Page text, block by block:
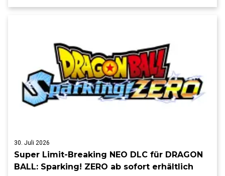
30. Juli 2026
Super Limit-Breaking NEO DLC für DRAGON
BALL: Sparking! ZERO ab sofort erhältlich